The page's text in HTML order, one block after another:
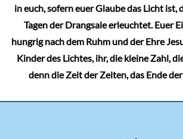
in euch, sofern euer Glaube das Licht ist,
Tagen der Drangsale erleuchtet. Euer
hungrig nach dem Ruhm und der Ehre
Kinder des Lichtes, ihr, die kleine Zahl,
denn die Zeit der Zeiten, das Ende